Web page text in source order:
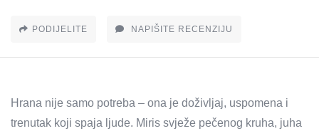
PODIJELITE NAPIŠITE RECENZIJU
Hrana nije samo potreba – ona je doživljaj, uspomena i
trenutak koji spaja ljude. Miris svježe pečenog kruha, juha